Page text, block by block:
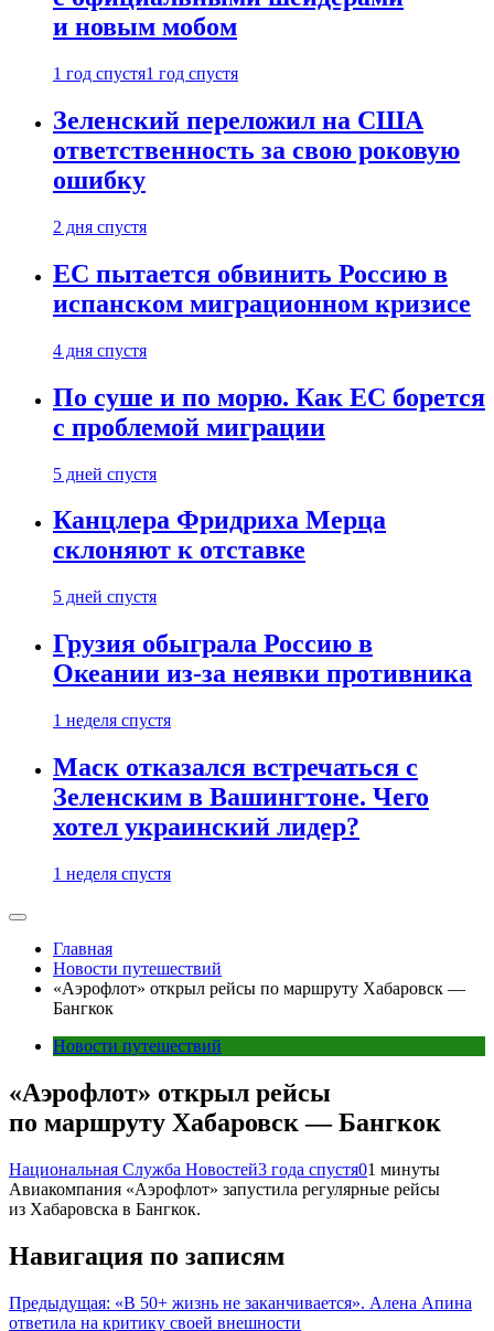
и новым мобом
1 год спустя1 год спустя
Зеленский переложил на США
ответственность за свою роковую
ошибку
2 дня спустя
ЕС пытается обвинить Россию в
испанском миграционном кризисе
4 дня спустя
По суше и по морю. Как ЕС борется
с проблемой миграции
5 дней спустя
Канцлера Фридриха Мерца
склоняют к отставке
5 дней спустя
Грузия обыграла Россию в
Океании из-за неявки противника
1 неделя спустя
Маск отказался встречаться с
Зеленским в Вашингтоне. Чего
хотел украинский лидер?
1 неделя спустя
Главная
Новости путешествий
«Аэрофлот» открыл рейсы по маршруту Хабаровск —
Бангкок
Новости путешествий
«Аэрофлот» открыл рейсы
по маршруту Хабаровск — Бангкок
Национальная Служба Новостей3 года спустя01 минуты
Авиакомпания «Аэрофлот» запустила регулярные рейсы
из Хабаровска в Бангкок.
Навигация по записям
Предыдущая: «В 50+ жизнь не заканчивается». Алена Апина
ответила на критику своей внешности